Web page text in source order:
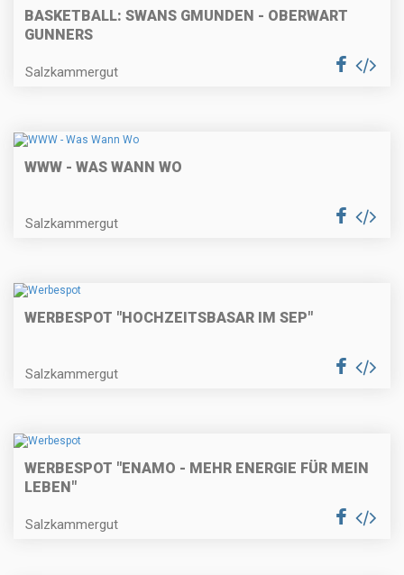
BASKETBALL: SWANS GMUNDEN - OBERWART
GUNNERS
Salzkammergut
WWW - WAS WANN WO
Salzkammergut
WERBESPOT "HOCHZEITSBASAR IM SEP"
Salzkammergut
WERBESPOT "ENAMO - MEHR ENERGIE FÜR MEIN
LEBEN"
Salzkammergut